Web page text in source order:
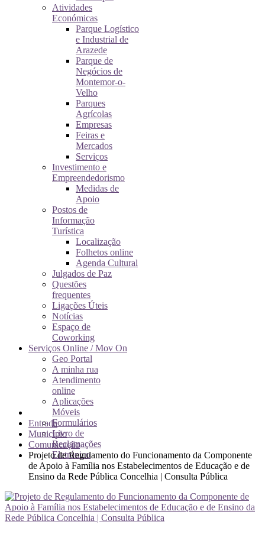
Atividades
Económicas
Parque Logístico
e Industrial de
Arazede
Parque de
Negócios de
Montemor-o-
Velho
Parques
Agrícolas
Empresas
Feiras e
Mercados
Serviços
Investimento e
Empreendedorismo
Medidas de
Apoio
Postos de
Informação
Turística
Localização
Folhetos online
Agenda Cultural
Julgados de Paz
Questões
frequentes
Ligações Úteis
Notícias
Espaço de
Coworking
Serviços Online / Mov On
Geo Portal
A minha rua
Atendimento
online
Aplicações
Móveis
Formulários
Livro de
Reclamações
Eletrónico
Entrada
Município
Comunicação
Projeto de Regulamento do Funcionamento da Componente
de Apoio à Família nos Estabelecimentos de Educação e de
Ensino da Rede Pública Concelhia | Consulta Pública